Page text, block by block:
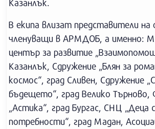
Казанлък.
В екипа влизат представители на
членуващи в АРМДОБ, а именно:
център за развитие
Казанлък, Сдружение „Блян за
космос“, град Сливен, Сдружение
бъдещето“, град Велико Търново,
„Астика“, град Бургас, СНЦ „Деца
потребности“, град Мадан,